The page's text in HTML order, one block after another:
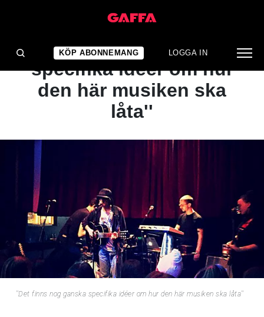
KÖP ABONNEMANG LOGGA IN
NYHET
''Det finns nog ganska
specifika idéer om hur
den här musiken ska
låta''
''Det finns nog ganska specifika idéer om hur den här musiken ska låta''